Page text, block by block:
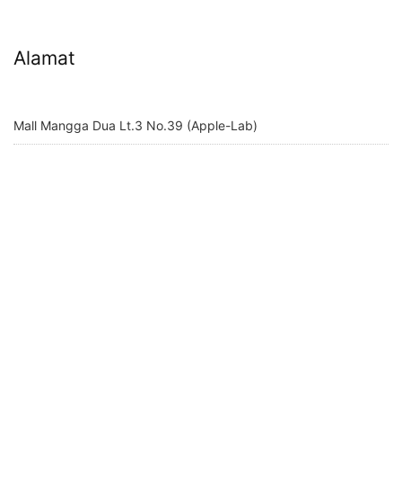
Alamat
Mall Mangga Dua Lt.3 No.39 (Apple-Lab)